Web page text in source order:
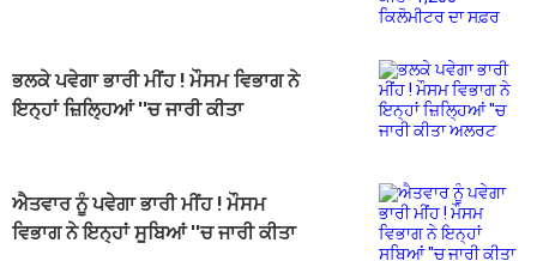
ਭਲਕੇ ਪਵੇਗਾ ਭਾਰੀ ਮੀਂਹ ! ਮੌਸਮ ਵਿਭਾਗ ਨੇ
ਇਨ੍ਹਾਂ ਜ਼ਿਲ੍ਹਿਆਂ ''ਚ ਜਾਰੀ ਕੀਤਾ
ਐਤਵਾਰ ਨੂੰ ਪਵੇਗਾ ਭਾਰੀ ਮੀਂਹ ! ਮੌਸਮ
ਵਿਭਾਗ ਨੇ ਇਨ੍ਹਾਂ ਸੂਬਿਆਂ ''ਚ ਜਾਰੀ ਕੀਤਾ